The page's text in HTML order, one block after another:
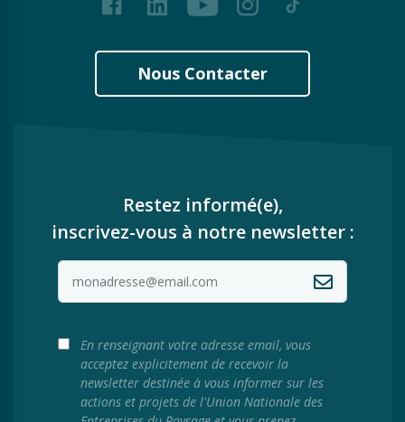
Nous Contacter
Restez informé(e),
inscrivez-vous à notre newsletter :
En renseignant votre adresse email, vous
acceptez explicitement de recevoir la
newsletter destinée à vous informer sur les
actions et projets de l'Union Nationale des